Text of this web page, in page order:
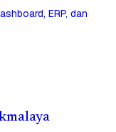
ERP, dan